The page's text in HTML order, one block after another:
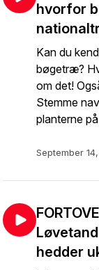
hvorfor
Kan du
bøgetræ?
om det!
Stemme
planterne
September
hedder